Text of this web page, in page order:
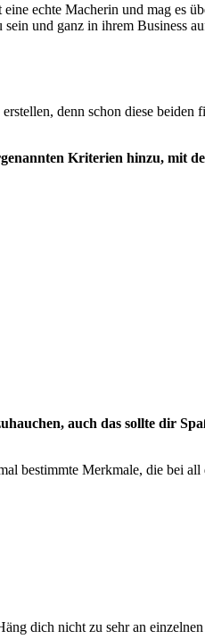
echte Macherin und mag es
und ganz in ihrem Business
denn schon diese beiden
Kriterien hinzu, mit
auch das sollte dir
bestimmte Merkmale, die bei all
dich nicht zu sehr an